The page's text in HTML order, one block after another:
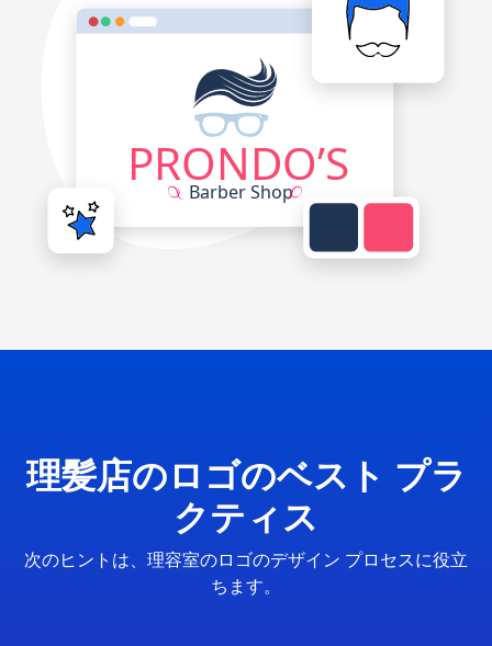
理髪店のロゴのベスト プラ
クティス
次のヒントは、理容室のロゴのデザイン プロセスに役立
ちます。